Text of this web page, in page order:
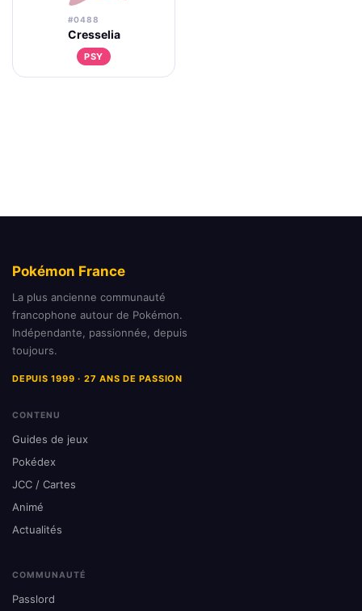
#0488
Cresselia
PSY
Pokémon France
La plus ancienne communauté
francophone autour de Pokémon.
Indépendante, passionnée, depuis
toujours.
DEPUIS 1999 · 27 ANS DE PASSION
CONTENU
Guides de jeux
Pokédex
JCC / Cartes
Animé
Actualités
COMMUNAUTÉ
Passlord